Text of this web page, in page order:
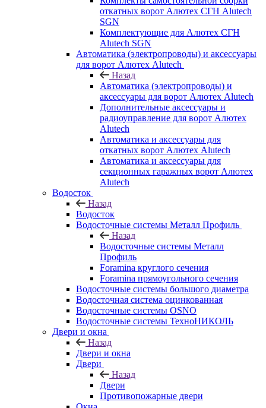
откатных ворот Алютех СГН Alutech
SGN
Комплектующие для Алютех СГН
Alutech SGN
Автоматика (электропроводы) и аксессуары
для ворот Алютех Alutech
Назад
Автоматика (электропроводы) и
аксессуары для ворот Алютех Alutech
Дополнительные аксессуары и
радиоуправление для ворот Алютех
Alutech
Автоматика и аксессуары для
откатных ворот Алютех Alutech
Автоматика и аксессуары для
секционных гаражных ворот Алютех
Alutech
Водосток
Назад
Водосток
Водосточные системы Металл Профиль
Назад
Водосточные системы Металл
Профиль
Foramina круглого сечения
Foramina прямоугольного сечения
Водосточные системы большого диаметра
Водосточная система оцинкованная
Водосточные системы OSNO
Водосточные системы ТехноНИКОЛЬ
Двери и окна
Назад
Двери и окна
Двери
Назад
Двери
Противопожарные двери